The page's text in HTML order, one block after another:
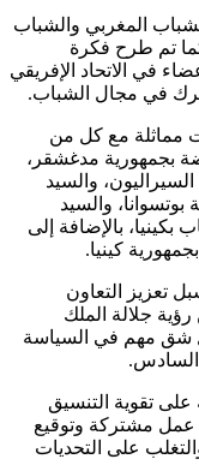
المغربي والشباب
تم طرح فكرة
في الاتحاد الإفريقي
في مجال الشباب.
مماثلة مع كل من
بجمهورية مدغشقر،
والسيد
والسيد
بالإضافة إلى
كينيا.
تعزيز التعاون
رؤية جلالة الملك
شق مهم في السياسة
السادس.
على تقوية التنسيق
عمل مشتركة وتوقيع
على التحديات